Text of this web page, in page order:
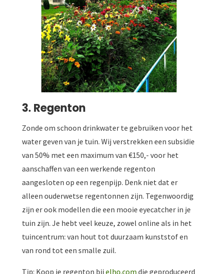
3. Regenton
Zonde om schoon drinkwater te gebruiken voor het
water geven van je tuin. Wij verstrekken een subsidie
van 50% met een maximum van €150,- voor het
aanschaffen van een werkende regenton
aangesloten op een regenpijp. Denk niet dat er
alleen ouderwetse regentonnen zijn. Tegenwoordig
zijn er ook modellen die een mooie eyecatcher in je
tuin zijn. Je hebt veel keuze, zowel online als in het
tuincentrum: van hout tot duurzaam kunststof en
van rond tot een smalle zuil.
Tip: Koop je regenton bij elho.com die geproduceerd